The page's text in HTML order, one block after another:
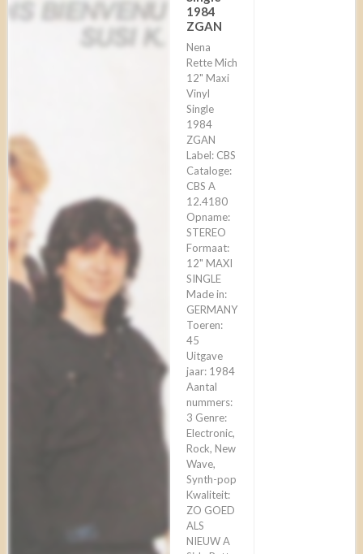
1984
ZGAN
Nena
Rette Mich
12" Maxi
Vinyl
Single
1984
ZGAN
Label: CBS
Cataloge:
CBS A
12.4180
Opname:
STEREO
Formaat:
12" MAXI
SINGLE
Made in:
GERMANY
Toeren:
45
Uitgave
jaar: 1984
Aantal
nummers:
3 Genre:
Electronic,
Rock, New
Wave,
Synth-pop
Kwaliteit:
ZO GOED
ALS
NIEUW A